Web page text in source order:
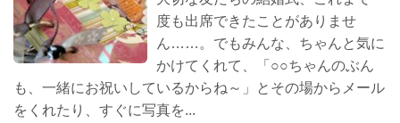
度も出席できたことがありませ
ん……。でもみんな、ちゃんと気に
かけてくれて、「○○ちゃんのぶん
も、一緒にお祝いしているからね～」とその場からメール
をくれたり、すぐに写真を...